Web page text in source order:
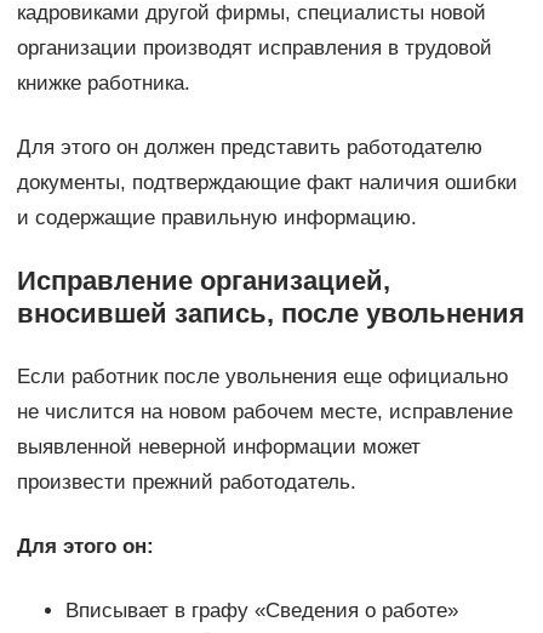
кадровиками другой фирмы, специалисты новой
организации производят исправления в трудовой
книжке работника.
Для этого он должен представить работодателю
документы, подтверждающие факт наличия ошибки
и содержащие правильную информацию.
Исправление организацией,
вносившей запись, после увольнения
Если работник после увольнения еще официально
не числится на новом рабочем месте, исправление
выявленной неверной информации может
произвести прежний работодатель.
Для этого он:
Вписывает в графу «Сведения о работе»